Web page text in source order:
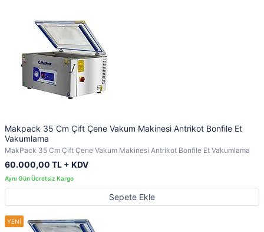
Makpack 35 Cm Çift Çene Vakum Makinesi Antrikot Bonfile Et
Vakumlama
MakPack 35 Cm Çift Çene Vakum Makinesi Antrikot Bonfile Et Vakumlama
60.000,00 TL + KDV
Sepete Ekle